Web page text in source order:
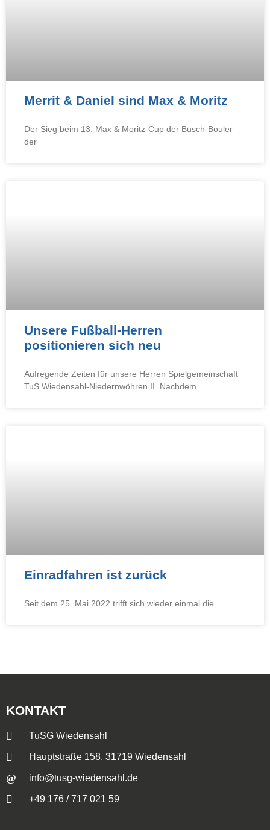
Merrit & Daniel sind Max & Moritz
Der Sieg beim 13. Max & Moritz-Cup der Busch-Bouler
der
Unsere Fußball-Herren
positionieren sich neu
Aufregende Zeiten für unsere Herren Spielgemeinschaft
TuS Wiedensahl-Niedernwöhren II. Nachdem
Einradfahren ist zurück
Seit dem 25. Mai 2022 trifft sich wieder einmal die
KONTAKT
TuSG Wiedensahl
Hauptstraße 158, 31719 Wiedensahl
info@tusg-wiedensahl.de
+49 176 / 717 021 59